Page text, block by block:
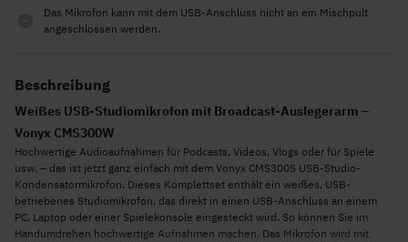
Beschreibung
Weißes USB-Studiomikrofon mit Broadcast-Auslegerarm –
Vonyx CMS300W
Hochwertige Audioaufnahmen für Podcasts, Videos, Vlogs oder für Spiele
usw. – das ist jetzt ganz einfach mit dem Vonyx CMS300S USB-Studio-
Kondensatormikrofon. Dieses Komplettset enthält ein weißes, USB-
betriebenes Studiomikrofon, das direkt in einen USB-Anschluss an einem
PC, Laptop oder einer Spielekonsole eingesteckt wird. So können Sie im
Handumdrehen hochwertige Aufnahmen machen. Das Mikrofon wird mit
Das Mikrofon kann mit dem USB-Anschluss nicht an ein Mischpult
angeschlossen werden.